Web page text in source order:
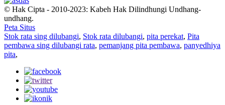
© Hak Cipta - 2010-2023: Kabeh Hak Dilindhungi Undhang-
undhang.
Peta Situs
Stok rata sing dilubangi, Stok rata dilubangi, pita perekat, Pita
pembawa sing dilubangi rata, pemanjang pita pembawa, panyedhiya
pita,